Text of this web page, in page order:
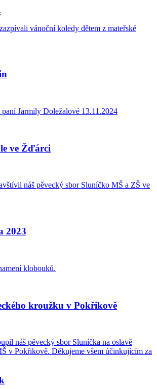
vánoční koledy dětem z mateřské
Jarmily Doležalové 13.11.2024
ve Žďárci
náš pěvecký sbor Sluníčko MŠ a ZŠ ve
2023
klobouků.
kroužku v Pokřikově
náš pěvecký sbor Sluníčka na oslavě
v Pokřikově. Děkujeme všem účinkujícím za